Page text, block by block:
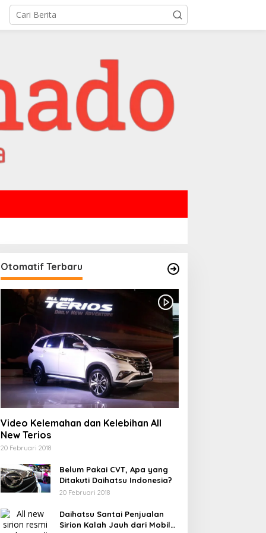
Otomatif Terbaru
Video Kelemahan dan Kelebihan All
New Terios
20 Februari 2018
Belum Pakai CVT, Apa yang
Ditakuti Daihatsu Indonesia?
20 Februari 2018
Daihatsu Santai Penjualan
Sirion Kalah Jauh dari Mobil